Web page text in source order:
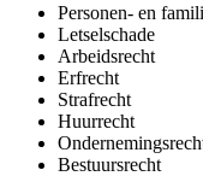
Personen- en
Letselschade
Arbeidsrecht
Erfrecht
Strafrecht
Huurrecht
Bestuursrecht